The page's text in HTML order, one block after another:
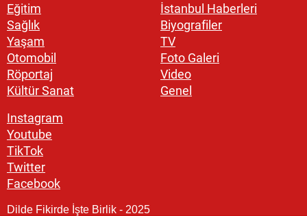
Eğitim
Sağlık
Yaşam
Otomobil
Röportaj
Kültür Sanat
İstanbul Haberleri
Biyografiler
TV
Foto Galeri
Video
Genel
Instagram
Youtube
TikTok
Twitter
Facebook
Dilde Fikirde İşte Birlik - 2025